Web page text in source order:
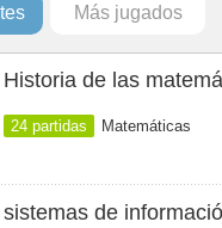
Más jugados
Historia de las
24 partidas Matemáticas
sistemas de